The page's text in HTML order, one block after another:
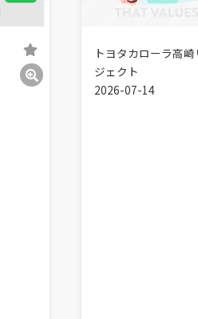
トヨタカローラ高
ジェクト
2026-07-14